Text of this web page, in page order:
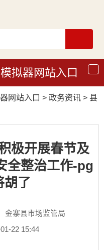
导
航
拟器网站入口
网站入口 > 政务资讯 > 县
极开展春节及
全整治工作-pg
胡了
金寨县市场监管局
22 15:44